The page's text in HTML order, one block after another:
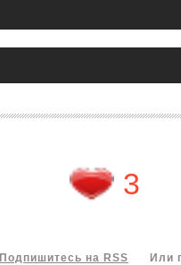
3
Подпишитесь на RSS Или